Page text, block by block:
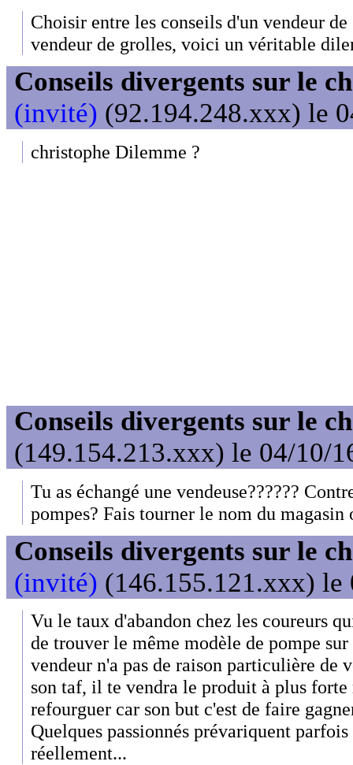
Choisir entre les conseils d'un vendeur
vendeur de grolles, voici un véritable
Conseils divergents sur le
(invité) (92.194.248.xxx) le
christophe Dilemme ?
Conseils divergents sur le
(149.154.213.xxx) le 04/10/
Tu as échangé une vendeuse??????
pompes? Fais tourner le nom du magasin
Conseils divergents sur le
(invité) (146.155.121.xxx) le
Vu le taux d'abandon chez les coureurs
de trouver le même modèle de pompe
vendeur n'a pas de raison particulière
son taf, il te vendra le produit à plus
refourguer car son but c'est de faire
Quelques passionnés prévariquent
réellement...